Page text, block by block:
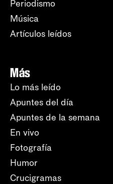
Periodismo
Música
Artículos leídos
Más
Lo más leído
Apuntes del día
Apuntes de la semana
En vivo
Fotografía
Humor
Crucigramas